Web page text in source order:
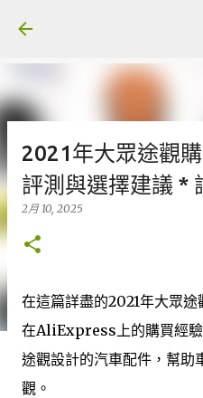
2021年大眾途觀
評測與選擇建議 *
2月 10, 2025
在這篇詳盡的2021年大眾
在AliExpress上的購買經
途觀設計的汽車配件，幫助
觀。